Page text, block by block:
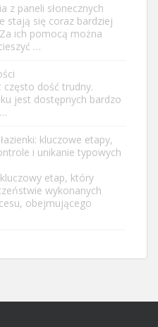
z paneli słonecznych
stają się coraz bardziej
ich pomocą można
…
dość trudny.
jest dostępnych bardzo
kluczowe etapy,
i unikanie typowych
etap, który
wykonanych
obejmującego